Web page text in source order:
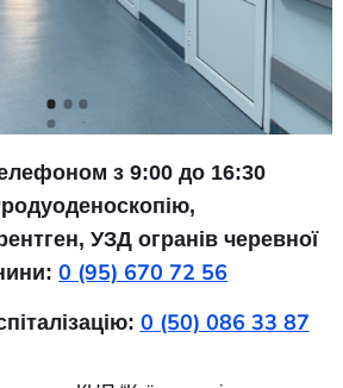
телефоном з 9:00 до 16:30
рентген, УЗД огранів